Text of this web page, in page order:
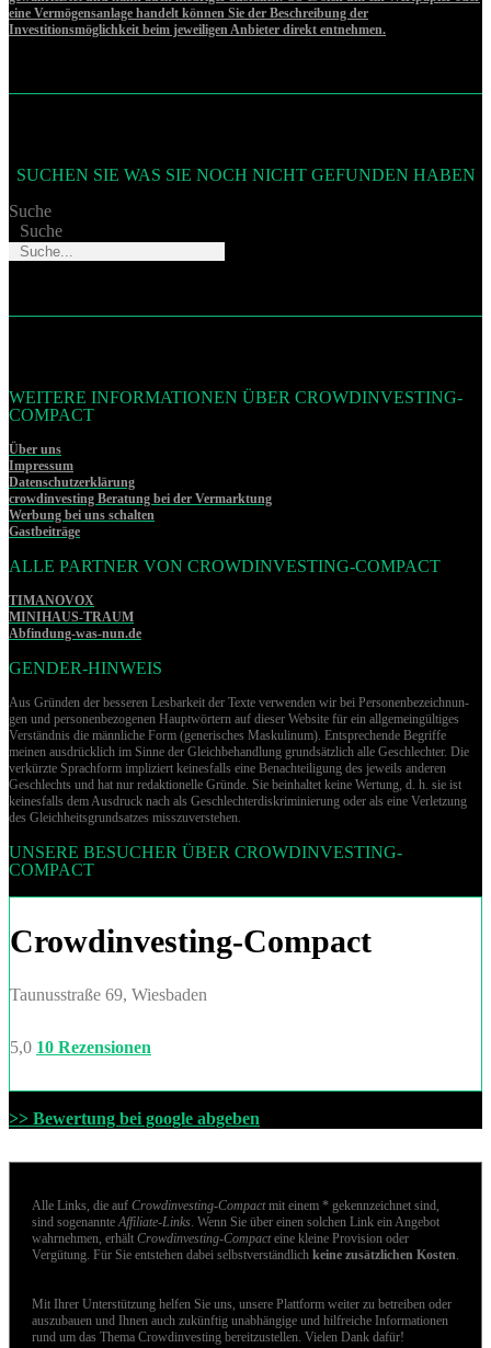
eine Vermögensanlage handelt können Sie der Beschreibung der
Investitionsmöglichkeit beim jeweiligen Anbieter direkt entnehmen.
SUCHEN SIE WAS SIE NOCH NICHT GEFUNDEN HABEN
Suche
Suche
WEITERE INFORMATIONEN ÜBER CROWDINVESTING-
COMPACT
Über uns
Impressum
Datenschutzerklärung
crowdinvesting Beratung bei der Vermarktung
Werbung bei uns schalten
Gastbeiträge
ALLE PARTNER VON CROWDINVESTING-COMPACT
TIMANOVOX
MINIHAUS-TRAUM
Abfindung-was-nun.de
GENDER-HINWEIS
Aus Gründen der besseren Lesbarkeit der Texte verwenden wir bei Per­so­nen­be­zeich­nun­
gen und per­so­nen­be­zo­ge­nen Hauptwörtern auf dieser Website für ein allgemeingültiges
Verständnis die männliche Form (generisches Maskulinum). Entsprechende Begriffe
meinen ausdrücklich im Sinne der Gleichbehandlung grund­sätz­lich alle Geschlechter. Die
verkürzte Sprachform impliziert keinesfalls eine Benachteiligung des jeweils anderen
Geschlechts und hat nur redaktionelle Gründe. Sie beinhaltet keine Wertung, d. h. sie ist
keinesfalls dem Ausdruck nach als Geschlechterdiskriminierung oder als eine Verletzung
des Gleich­heits­grund­sat­zes misszuverstehen.
UNSERE BESUCHER ÜBER CROWDINVESTING-
COMPACT
Crowdinvesting-Compact
Taunusstraße 69, Wiesbaden
5,0 10 Rezensionen
>> Bewertung bei google abgeben
Alle Links, die auf Crowdinvesting-Compactmit einem * gekennzeichnet sind,
sind sogenannteAffiliate-Links. Wenn Sie über einen solchen Link ein Angebot
wahrnehmen, erhält Crowdinvesting-Compacteine kleine Provision oder
Vergütung. Für Sie entstehen dabei selbstverständlich keine zusätzlichen Kosten.
Mit Ihrer Unterstützung helfen Sie uns, unsere Plattform weiter zu betreiben oder
auszubauen und Ihnen auch zukünftig unabhängige und hilfreiche Informationen
rund um das Thema Crowdinvesting bereitzustellen. Vielen Dank dafür!